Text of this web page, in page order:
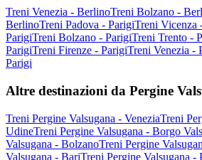
Treni Venezia - BerlinoTreni Bolzano -
BerlinoTreni Padova - ParigiTreni Vicenza
ParigiTreni Bolzano - ParigiTreni Trento -
ParigiTreni Firenze - ParigiTreni Venezia -
Parigi
Altre destinazioni da Pergine
Treni Pergine Valsugana - VeneziaTreni
UdineTreni Pergine Valsugana - Borgo
Valsugana - BolzanoTreni Pergine
Valsugana - BariTreni Pergine Valsugana -